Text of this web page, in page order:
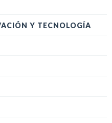
Y TECNOLOGÍA